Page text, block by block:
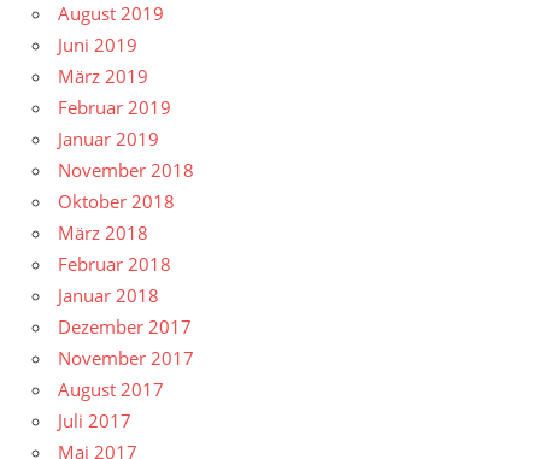
August 2019
Juni 2019
März 2019
Februar 2019
Januar 2019
November 2018
Oktober 2018
März 2018
Februar 2018
Januar 2018
Dezember 2017
November 2017
August 2017
Juli 2017
Mai 2017